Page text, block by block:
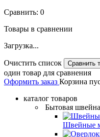
Сравнить: 0
Товары в сравнении
Загрузка...
Очистить список
один товар для сравнения
Оформить заказ Корзина
каталог товаров
Бытовая
Швейные